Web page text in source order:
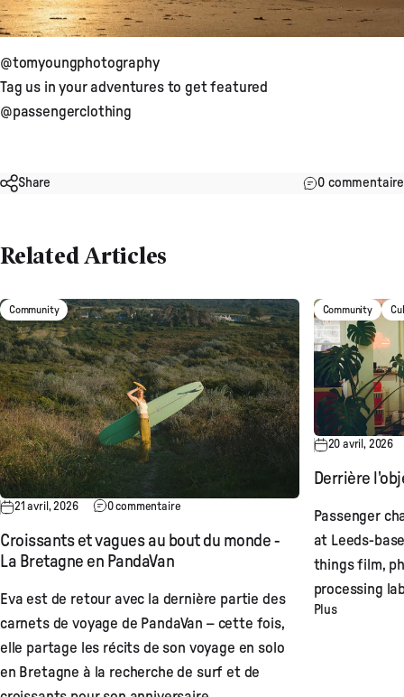
@tomyoungphotography
Tag us in your adventures to get featured
@passengerclothing
Share 0 commentaire
Related Articles
Community
21 avril, 2026 0 commentaire
Croissants et vagues au bout du monde -
La Bretagne en PandaVan
Eva est de retour avec la dernière partie des
carnets de voyage de PandaVan – cette fois,
elle partage les récits de son voyage en solo
en Bretagne à la recherche de surf et de
Community
20 avril, 2026
Derrière
Passenger
at Leeds-
things film,
processing
Plus